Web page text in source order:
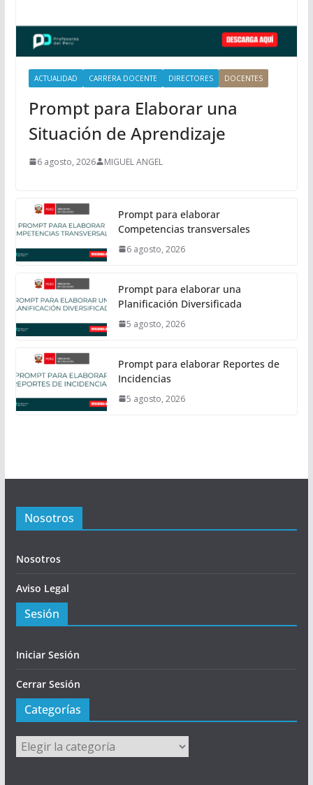
a
ACTUALIDAD CARRERA DOCENTE DIRECTORES DOCENTES
Prompt para Elaborar una
Situación de Aprendizaje
6 agosto, 2026 MIGUEL ANGEL
Prompt para elaborar
Competencias transversales
6 agosto, 2026
Prompt para elaborar una
Planificación Diversificada
5 agosto, 2026
Prompt para elaborar Reportes de
Incidencias
5 agosto, 2026
Nosotros
Nosotros
Aviso Legal
Sesión
Iniciar Sesión
Cerrar Sesión
Categorías
Categorías